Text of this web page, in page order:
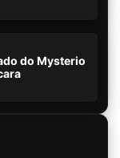
do Mysterio